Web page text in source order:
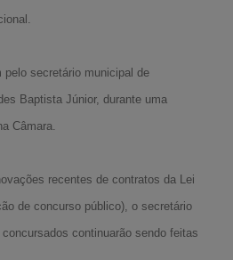
pelo secretário municipal de
Baptista Júnior, durante uma
Câmara.
recentes de contratos da Lei
de concurso público), o secretário
continuarão sendo feitas